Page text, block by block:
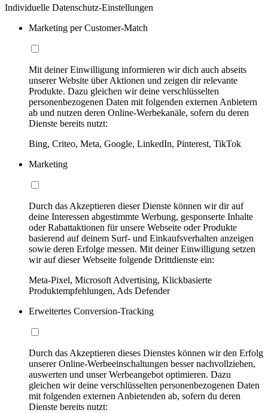
Individuelle Datenschutz-Einstellungen
Marketing per Customer-Match
Mit deiner Einwilligung informieren wir dich auch abseits
unserer Website über Aktionen und zeigen dir relevante
Produkte. Dazu gleichen wir deine verschlüsselten
personenbezogenen Daten mit folgenden externen Anbietern
ab und nutzen deren Online-Werbekanäle, sofern du deren
Dienste bereits nutzt:
Bing, Criteo, Meta, Google, LinkedIn, Pinterest, TikTok
Marketing
Durch das Akzeptieren dieser Dienste können wir dir auf
deine Interessen abgestimmte Werbung, gesponserte Inhalte
oder Rabattaktionen für unsere Webseite oder Produkte
basierend auf deinem Surf- und Einkaufsverhalten anzeigen
sowie deren Erfolge messen. Mit deiner Einwilligung setzen
wir auf dieser Webseite folgende Drittdienste ein:
Meta-Pixel, Microsoft Advertising, Klickbasierte
Produktempfehlungen, Ads Defender
Erweitertes Conversion-Tracking
Durch das Akzeptieren dieses Dienstes können wir den Erfolg
unserer Online-Werbeeinschaltungen besser nachvollziehen,
auswerten und unser Werbeangebot optimieren. Dazu
gleichen wir deine verschlüsselten personenbezogenen Daten
mit folgenden externen Anbietenden ab, sofern du deren
Dienste bereits nutzt: